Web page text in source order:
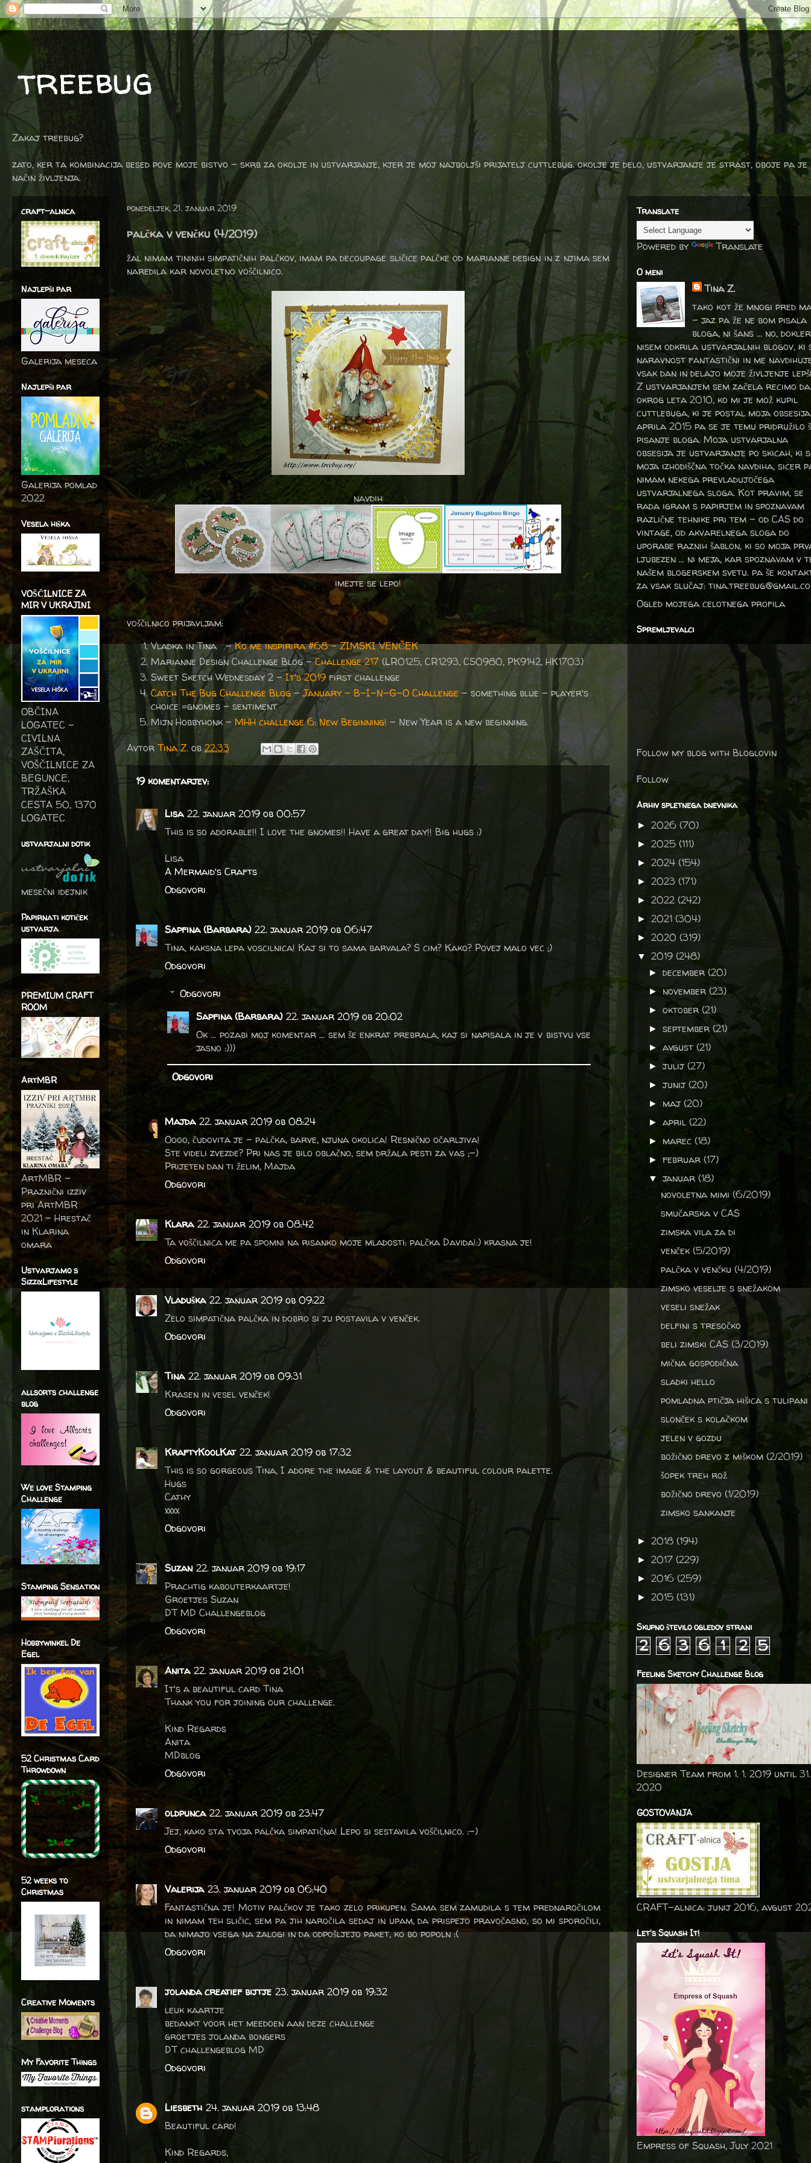
treebug
Zakaj treebug?
zato, ker ta kombinacija besed pove moje bistvo - skrb za okolje in ustvarjanje, kjer je moj najboljši prijatelj cuttlebug. okolje je delo, ustvarjanje je strast, oboje pa je
način življenja.
ponedeljek, 21. januar 2019
palčka v venčku (4/2019)
žal nimam tininih simpatičnih palčkov, imam pa decoupage sličice palčke od marianne design in z njima sem
naredila kar novoletno voščilnico.
navdih
imejte se lepo!
voščilnico prijavljam:
Vladka in Tina -Ko me inspirira #68 - ZIMSKI VENČEK
Marianne Design Challenge Blog -Challenge 217 (LR0125, CR1293, CS0980, PK9142, HK1703)
Sweet Sketch Wednesday 2 -It's 2019 first challenge
Catch The Bug Challenge Blog -January - B-I-N-G-O Challenge - something blue - player's
choice =gnomes - sentiment
Mijn Hobbyhonk - MHH challenge 6: New Beginning! - New Year is a new beginning.
AvtorTina Z. ob 22:33
19 komentarjev:
Lisa 22. januar 2019 ob 00:57
This is so adorable!! I love the gnomes!! Have a great day!! Big hugs :)
Lisa
A Mermaid's Crafts
Odgovori
Sapfina (Barbara) 22. januar 2019 ob 06:47
Tina, kaksna lepa voscilnica! Kaj si to sama barvala? S cim? Kako? Povej malo vec ;)
Odgovori
Odgovori
Sapfina (Barbara) 22. januar 2019 ob 20:02
Ok ... pozabi moj komentar ... sem še enkrat prebrala, kaj si napisala in je v bistvu vse
jasno :)))
Odgovori
Majda 22. januar 2019 ob 08:24
Oooo, čudovita je - palčka, barve, njuna okolica! Resnično očarljiva!
Ste videli zvezde? Pri nas je bilo oblačno, sem držala pesti za vas ;-)
Prijeten dan ti želim, Majda
Odgovori
Klara 22. januar 2019 ob 08:42
Ta voščilnica me pa spomni na risanko moje mladosti: palčka Davida!:) krasna je!
Odgovori
Vladuška 22. januar 2019 ob 09:22
Zelo simpatična palčka in dobro si ju postavila v venček.
Odgovori
Tina 22. januar 2019 ob 09:31
Krasen in vesel venček!
Odgovori
KraftyKoolKat 22. januar 2019 ob 17:32
This is so gorgeous Tina, I adore the image & the layout & beautiful colour palette.
Hugs
Cathy
xxxx
Odgovori
Suzan 22. januar 2019 ob 19:17
Prachtig kabouterkaartje!
Groetjes Suzan
DT MD Challengeblog
Odgovori
Anita 22. januar 2019 ob 21:01
It's a beautiful card Tina
Thank you for joining our challenge.
Kind Regards
Anita
MDblog
Odgovori
oldpunca 22. januar 2019 ob 23:47
Jej, kako sta tvoja palčka simpatična! Lepo si sestavila voščilnico. :-)
Odgovori
Valerija 23. januar 2019 ob 06:40
Fantastična je! Motiv palčkov je tako zelo prikupen. Sama sem zamudila s tem prednaročilom
in nimam teh sličic, sem pa jih naročila sedaj in upam, da prispejo pravočasno, so mi sporočili,
da nimajo vsega na zalogi in da odpošljejo paket, ko bo popoln :(
Odgovori
jolanda creatief bijtje 23. januar 2019 ob 19:32
leuk kaartje
bedankt voor het meedoen aan deze challenge
groetjes jolanda bongers
DT challengeblog MD
Odgovori
Liesbeth 24. januar 2019 ob 13:48
Beautiful card!
Kind Regards,
craft-alnica
Najlepši par
Galerija meseca
Najlepši par
Galerija pomlad
2022
Vesela hiška
VOŠČILNICE ZA
MIR V UKRAJINI
OBČINA
LOGATEC -
CIVILNA
ZAŠČITA,
VOŠČILNICE ZA
BEGUNCE,
TRŽAŠKA
CESTA 50, 1370
LOGATEC
ustvarjalni dotik
mesečni idejnik
Papirnati kotiček
ustvarja
PREMIUM CRAFT
ROOM
ArtMBR
ArtMBR -
Praznični izziv
pri ArtMBR
2021 – Hrestač
in Klarina
omara
Ustvarjamo s
SizzixLifestyle
allsorts challenge
blog
We love Stamping
Challenge
Stamping Sensation
Hobbywinkel De
Egel
52 Christmas Card
Throwdown
52 weeks to
Christmas
Creative Moments
My Favorite Things
stamplorations
Translate
Powered by Translate
O meni
Tina Z.
tako kot že mnogi pred
- jaz pa že ne bom pisala
bloga, ni šans ... no, dokler
nisem odkrila ustvarjalnih blogov, ki
naravnost fantastični in me
vsak dan in delajo moje življenje
Z ustvarjanjem sem začela recimo da
okrog leta 2010, ko mi je mož kupil
cuttlebuga, ki je postal moja
aprila 2015 pa se je temu pridružilo
pisanje bloga. Moja ustvarjalna
obsesija je ustvarjanje po skicah, ki
moja izhodiščna točka navdiha, sicer
nimam nekega prevladujočega
ustvarjalnega sloga. Kot pravim, se
rada igram s papirjem in spoznavam
različne tehnike pri tem – od CAS do
vintage, od akvarelnega sloga do
uporabe raznih šablon, ki so moja
ljubezen … ni meja, kar spoznavam v
našem blogerskem svetu. pa še
za vsak slučaj:
Ogled mojega celotnega profila
Spremljevalci
Follow my blog with Bloglovin
Follow
Arhiv spletnega dnevnika
► 2026 (70)
► 2025 (111)
► 2024 (154)
► 2023 (171)
► 2022 (242)
► 2021 (304)
► 2020 (319)
▼ 2019 (248)
►december(20)
► november(23)
►oktober(21)
►september(21)
►avgust(21)
►julij(27)
►junij(20)
► maj(20)
►april(22)
► marec(18)
►februar(17)
▼januar(18)
novoletna mimi (6/2019)
smučarska v CAS
zimska vila za di
venček (5/2019)
palčka v venčku (4/2019)
zimsko veselje s snežakom
veseli snežak
delfini s tresočko
beli zimski CAS (3/2019)
mična gospodična
sladki hello
pomladna ptičja hišica s tulipani
slonček s kolačkom
jelen v gozdu
božično drevo z miškom (2/2019)
šopek treh rož
božično drevo (1/2019)
zimsko sankanje
► 2018 (194)
► 2017 (229)
► 2016 (259)
► 2015 (131)
Skupno število ogledov strani
2 6 3 6 1 2 5
Feeling Sketchy Challenge Blog
Designer Team from 1. 1. 2019 until
2020
GOSTOVANJA
CRAFT-alnica: junij 2016, avgust
Let's Squash It!
Empress of Squash, July 2021